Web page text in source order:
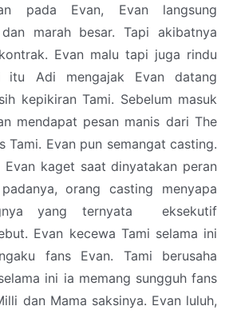
pada Evan, Evan langsung
marah besar. Tapi akibatnya
Evan malu tapi juga rindu
itu Adi mengajak Evan datang
kepikiran Tami. Sebelum masuk
mendapat pesan manis dari The
Tami. Evan pun semangat casting.
Evan kaget saat dinyatakan peran
orang casting menyapa
yang ternyata eksekutif
Evan kecewa Tami selama ini
fans Evan. Tami berusaha
ini ia memang sungguh fans
dan Mama saksinya. Evan luluh,